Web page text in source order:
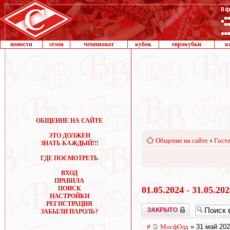
новости сезон чемпионат кубок еврокубки
ОБЩЕНИЕ НА САЙТЕ
ЭТО ДОЛЖЕН
ЗНАТЬ КАЖДЫЙ!!!
ГДЕ ПОСМОТРЕТЬ
ВХОД
ПРАВИЛА
ПОИСК
НАСТРОЙКИ
РЕГИСТРАЦИЯ
ЗАБЫЛИ ПАРОЛЬ?
Общение на сайте ‹
01.05.2024 -
Закрыто
# МосфОлд » 31 май